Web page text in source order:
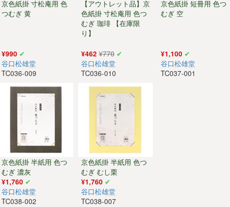
京色紙掛 寸松庵用 色
つむぎ 黄
¥990
谷口松雄堂
TC036-009
【アウトレット品】京
色紙掛 寸松庵用 色つ
むぎ 珈琲 【在庫限
り】
¥462 ¥770
谷口松雄堂
TC036-010
京色紙掛 短冊用 色つ
むぎ 空
¥1,100
谷口松雄堂
TC037-001
京色紙掛 半紙用 色つ
むぎ 濃灰
¥1,760
谷口松雄堂
TC038-002
京色紙掛 半紙用 色つ
むぎ むし栗
¥1,760
谷口松雄堂
TC038-007